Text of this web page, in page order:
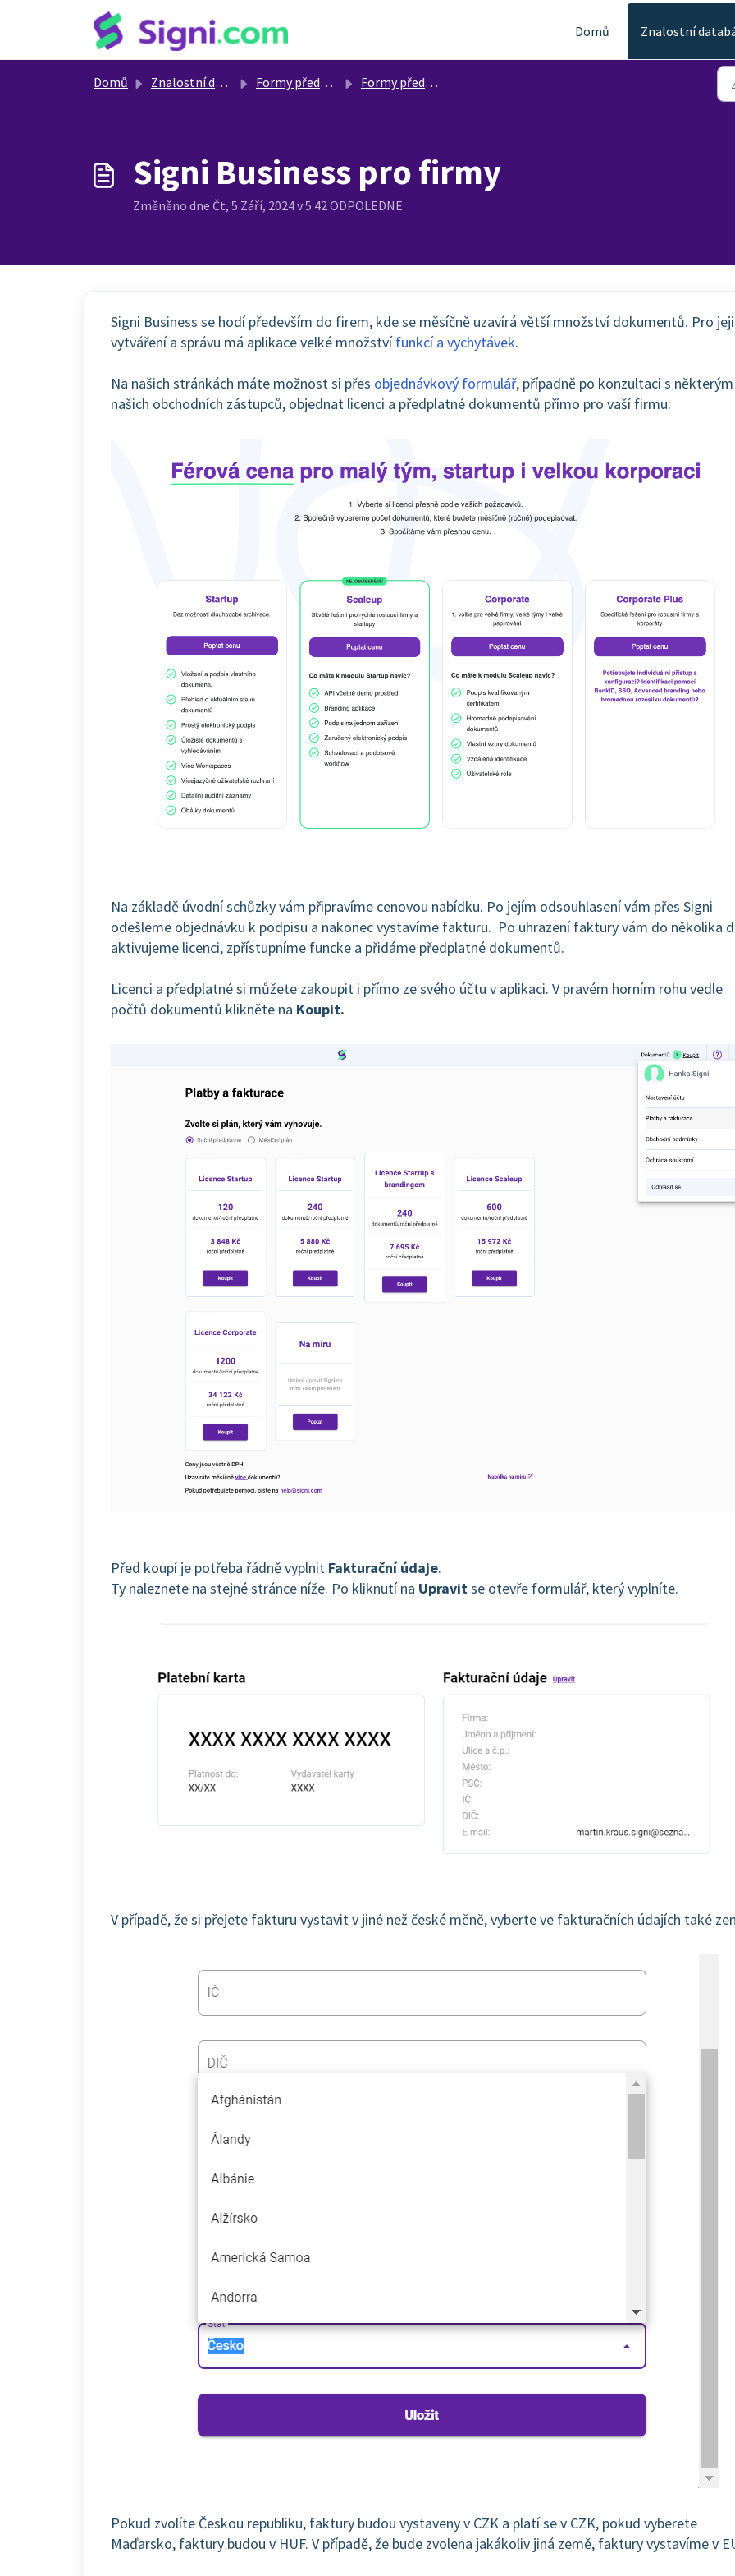
Přeskočit na hlavní obsah
Domů
Znalostní
Domů Znalostní databáze Formy předplatného Formy předplatného
Signi Business pro firmy
Změněno dne Čt, 5 Září, 2024 v 5:42 ODPOLEDNE
Signi Business se hodí především do firem, kde se měsíčně uzavírá větší množství dokumentů. Pro
vytváření a správu má aplikace velké množstvífunkcí a vychytávek.
Na našich stránkách máte možnost si přes objednávkový formulář, případně po konzultaci s
našich obchodních zástupců, objednat licenci a předplatné dokumentů přímo pro vaší firmu:
Na základě úvodní schůzky vám připravíme cenovou nabídku. Po jejím odsouhlasení vám přes Signi
odešleme objednávku k podpisu a nakonec vystavíme fakturu. Po uhrazení faktury vám do několika
aktivujeme licenci, zpřístupníme funcke a přidáme předplatné dokumentů.
Licenci a předplatné si můžete zakoupit i přímo ze svého účtu v aplikaci. V pravém horním rohu vedle
počtů dokumentů klikněte na Koupit.
Před koupí je potřeba řádně vyplnit Fakturační údaje.
Ty naleznete na stejné stránce níže. Po kliknutí na Upravitse otevře formulář, který vyplníte.
V případě, že si přejete fakturu vystavit v jiné než české měně, vyberte ve fakturačních údajích také
Pokud zvolíte Českou republiku, faktury budou vystaveny v CZK a platí se v CZK, pokud vyberete
Maďarsko, faktury budou v HUF. V případě, že bude zvolena jakákoliv jiná země, faktury vystavíme v